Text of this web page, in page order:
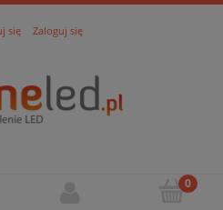
się Zaloguj się